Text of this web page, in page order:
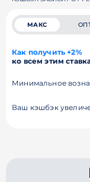
МАКС
Как получить +2%
ко всем этим
Минимальное
Ваш кэшбэк